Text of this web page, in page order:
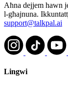
Aħna dejjem hawn
l-għajnuna.
support@talkpal.ai
Lingwi